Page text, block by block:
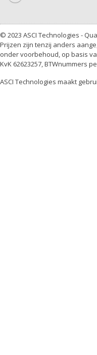
© 2023 ASCI Technologies -
Prijzen zijn tenzij anders
onder voorbehoud, op basis
KvK 62623257, BTWnummers
ASCI Technologies maakt